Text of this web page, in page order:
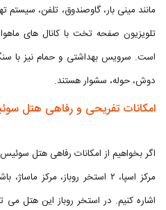
مانند مینی بار، گاوصندوق، تلفن، سیستم
تلویزیون صفحه تخت با کانال های
است. سرویس بهداشتی و حمام نیز با
دوش، حوله، سشوار هستند.
امکانات تفریحی و رفاهی هتل
اگر بخواهیم از امکانات رفاهی هتل سوئیس
اشاره کنیم. در استخر روباز این هتل می